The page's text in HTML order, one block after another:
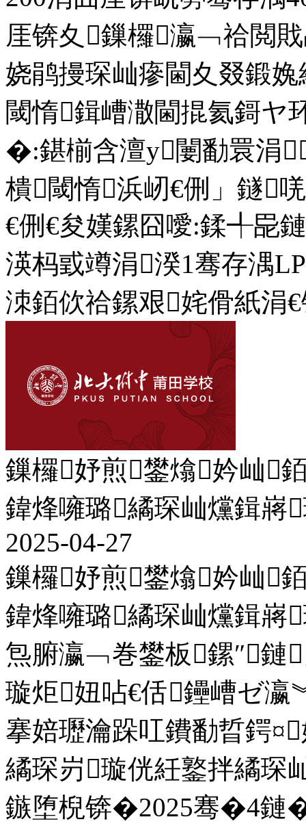
厓锛夊鏁欏瀛﹁祫閲
娆鹃摱琛屾瘮閫夊叕鍛
閾惰鍓嶆潵閫掍氦鎶ヤ
�:鍖椾含澶у闄勫睘涓
樻閾惰浜屻€侀」鐩
€侀€夋嫨鏍囧噯:鍒╃巼
渶杩戜竴涓湀1骞存湡
洓銆佽祫鏍艰姹傦紙涓
鏁欏妤煎鐢熻妗屾
鍏烽噰璐繘琛屾爣鍓嶈
2025-04-27
鏁欏妤煎鐢熻妗屾
鍏烽噰璐繘琛屾爣鍓嶈
炰腑瀛﹁巻鐢板鏍″鏈
璇炬妞呫€佸鑸嶆ゼ瀛
搴婄瓑瀹跺叿鐨勫晢鍔
繘琛岃璇侊紝鐜拌繘琛
鏃堕棿锛�2025骞�4鏈